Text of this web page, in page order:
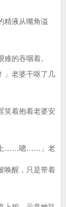
液从嘴角溢
的吞咽着。
老婆干呕了几
着抱着老婆安
上……嗯……」老
唤醒，只是带着